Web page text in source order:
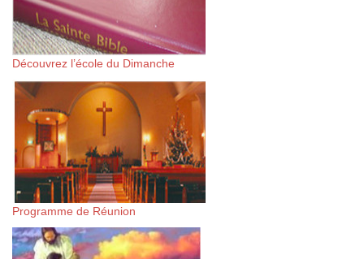
Découvrez l’école du Dimanche
Programme de Réunion